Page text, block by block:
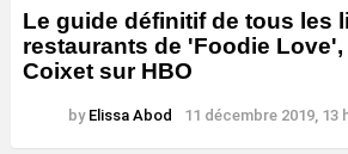
Le guide définitif de tous les
restaurants de 'Foodie Love',
Coixet sur HBO
by Elissa Abod 11 décembre 2019, 13